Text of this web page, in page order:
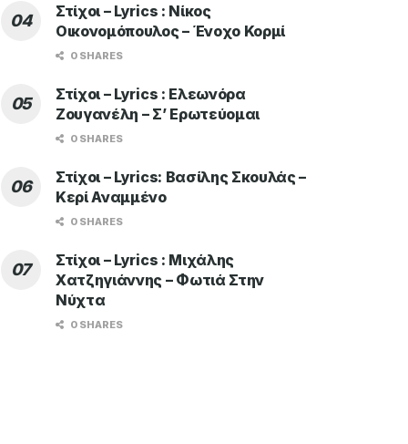
Στίχοι – Lyrics : Νίκος
Οικονομόπουλος – Ένοχο Κορμί
0 SHARES
Στίχοι – Lyrics : Ελεωνόρα
Ζουγανέλη – Σ’ Ερωτεύομαι
0 SHARES
Στίχοι – Lyrics: Βασίλης Σκουλάς –
Κερί Αναμμένο
0 SHARES
Στίχοι – Lyrics : Μιχάλης
Χατζηγιάννης – Φωτιά Στην
Νύχτα
0 SHARES